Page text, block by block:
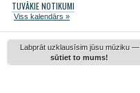
TUVĀKIE NOTIKUMI
Viss kalendārs »
Labprāt uzklausīsim jūsu mūziku —
sūtiet to mums!